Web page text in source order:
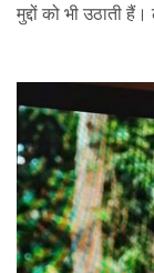
मुद्दों को भी उठाती